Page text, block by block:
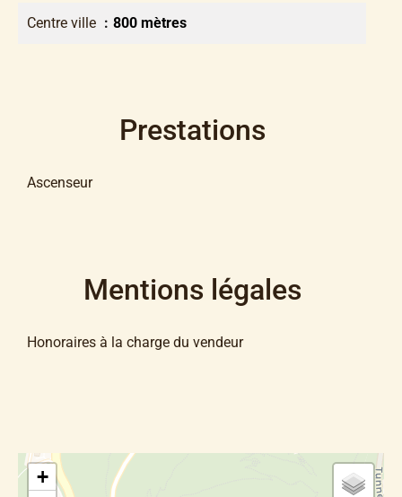
Centre ville 800 mètres
Prestations
Ascenseur
Mentions légales
Honoraires à la charge du vendeur
+